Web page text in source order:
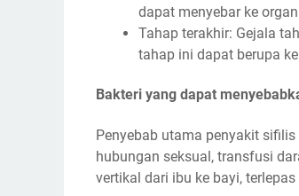
dapat menyebar ke
Tahap terakhir: Gejala
tahap ini dapat berupa
Bakteri yang dapat
Penyebab utama penyakit
hubungan seksual, transfusi
vertikal dari ibu ke bayi,